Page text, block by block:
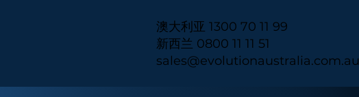
澳大利亚 1300 70 11 99
新西兰 0800 11 11 51
sales@evolutionaustralia.com.au